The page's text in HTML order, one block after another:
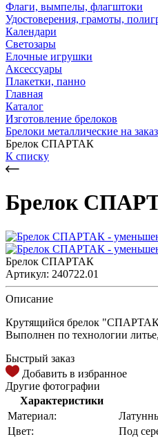
Флаги, вымпелы, флагштоки
Удостоверения, грамоты,
Календари
Светозары
Елочные игрушки
Аксессуары
Плакетки, панно
Главная
Каталог
Изготовление брелоков
Брелоки металлические на заказ
Брелок СПАРТАК
К списку
Брелок
Брелок СПАРТАК
Артикул: 240722.01
Описание
Крутящийся брелок "СПАРТАК"
Выполнен по технологии
Быстрый заказ
Добавить в избранное
Другие фотографии
Характеристики
Материал:
Цвет:
Под